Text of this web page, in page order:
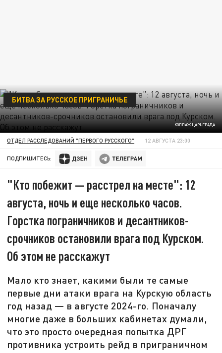
КОЛЛАЖ ЦАРЬГРАДА
БИТВА ЗА РУССКОЕ ПРИГРАНИЧЬЕ
ОТДЕЛ РАССЛЕДОВАНИЙ "ПЕРВОГО РУССКОГО" 12 АВГУСТА 23:00
ПОДПИШИТЕСЬ:
"Кто побежит — расстрел на месте": 12
августа, ночь и еще несколько часов.
Горстка пограничников и десантников-
срочников остановили врага под Курском.
Об этом не расскажут
Мало кто знает, какими были те самые
первые дни атаки врага на Курскую область
год назад — в августе 2024-го. Поначалу
многие даже в больших кабинетах думали,
что это просто очередная попытка ДРГ
противника устроить рейд в приграничном